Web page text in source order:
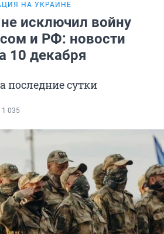
НА УКРАИНЕ
исключил войну
и РФ: новости
10 декабря
последние сутки
1 035